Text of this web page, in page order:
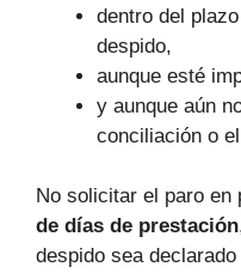
dentro del
despido,
aunque esté
y aunque aún
conciliación o
No solicitar el paro en
de días de prestación
despido sea